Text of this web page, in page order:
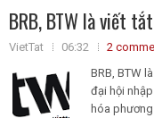
BRB, BTW là viết
VietTat 06:32
2
BRB, BTW
đại hội
hóa